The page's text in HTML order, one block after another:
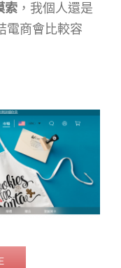
索 ，我個人還是
電商會比較容